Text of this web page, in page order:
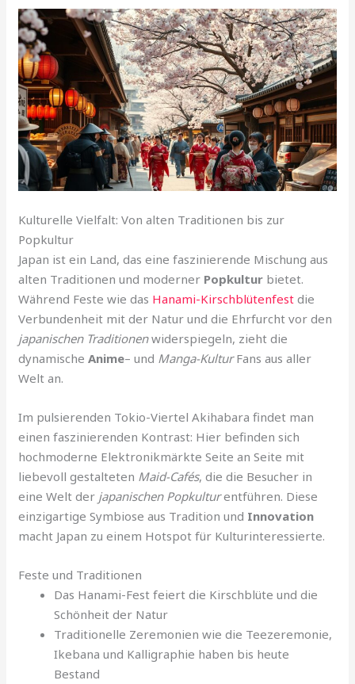
Kulturelle Vielfalt: Von alten Traditionen bis zur
Popkultur
Japan ist ein Land, das eine faszinierende Mischung aus
alten Traditionen und moderner Popkultur bietet.
Während Feste wie das Hanami-Kirschblütenfest die
Verbundenheit mit der Natur und die Ehrfurcht vor den
japanischen Traditionenwiderspiegeln, zieht die
dynamischeAnime– und Manga-KulturFans aus aller
Welt an.
Im pulsierenden Tokio-Viertel Akihabara findet man
einen faszinierenden Kontrast: Hier befinden sich
hochmoderne Elektronikmärkte Seite an Seite mit
liebevoll gestalteten Maid-Cafés, die die Besucher in
eine Welt der japanischen Popkulturentführen. Diese
einzigartige Symbiose aus Tradition und Innovation
macht Japan zu einem Hotspot für Kulturinteressierte.
Feste und Traditionen
Das Hanami-Fest feiert die Kirschblüte und die
Schönheit der Natur
Traditionelle Zeremonien wie die Teezeremonie,
Ikebana und Kalligraphie haben bis heute
Bestand